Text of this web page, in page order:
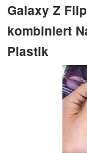
Galaxy Z
kombiniert
Plastik